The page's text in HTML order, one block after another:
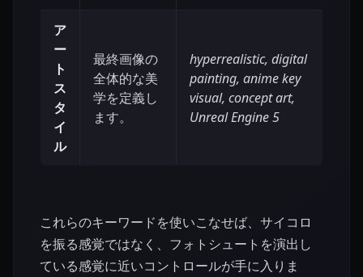
ア
ー
ト
ス
タ
イ
ル
最終画像の
全体的な美
学を定義し
ます。
hyperrealistic, digital
painting, anime key
visual, concept art,
Unreal Engine 5
これらのキーワードを使いこなせば、サイコロ
を振る感覚ではなく、フォトシュートを演出し
ている感覚に近いコントロールが手に入りま